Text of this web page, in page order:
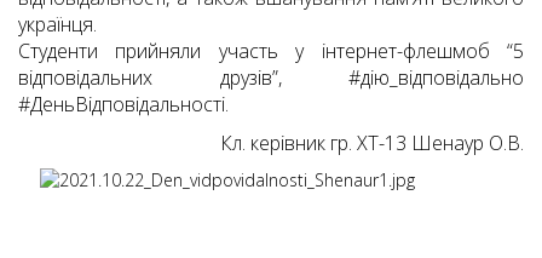
українця.
Студенти прийняли участь у інтернет-флешмоб “5
відповідальних друзів”, #дію_відповідально
#ДеньВідповідальності.
Кл. керівник гр. ХТ-13 Шенаур О.В.